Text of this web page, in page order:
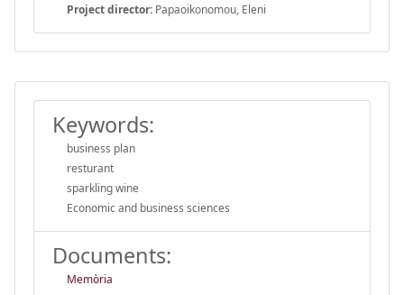
Project director: Papaoikonomou, Eleni
Keywords:
business plan
resturant
sparkling wine
Economic and business sciences
Documents:
Memòria